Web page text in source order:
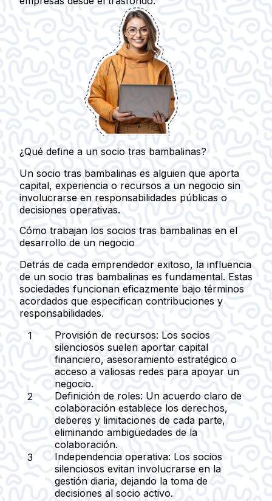
¿Qué define a un socio tras bambalinas?
Un socio tras bambalinas es alguien que aporta
capital, experiencia o recursos a un negocio sin
involucrarse en responsabilidades públicas o
decisiones operativas.
Cómo trabajan los socios tras bambalinas en el
desarrollo de un negocio
Detrás de cada emprendedor exitoso, la influencia
de un socio tras bambalinas es fundamental. Estas
sociedades funcionan eficazmente bajo términos
acordados que especifican contribuciones y
responsabilidades.
Provisión de recursos: Los socios
silenciosos suelen aportar capital
financiero, asesoramiento estratégico o
acceso a valiosas redes para apoyar un
negocio.
Definición de roles: Un acuerdo claro de
colaboración establece los derechos,
deberes y limitaciones de cada parte,
eliminando ambigüedades de la
colaboración.
Independencia operativa: Los socios
silenciosos evitan involucrarse en la
gestión diaria, dejando la toma de
decisiones al socio activo.